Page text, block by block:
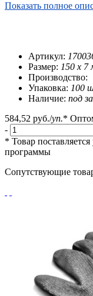
Показать полное
Артикул:
Размер: 150 х
Производство:
Упаковка: 100
Наличие: под
584,52 руб./уп.*
-
* Товар
программы
Сопутствующие